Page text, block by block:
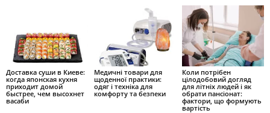
Доставка суши в Киеве:
когда японская кухня
приходит домой
быстрее, чем высохнет
васаби
Медичні товари для
щоденної практики:
одяг і техніка для
комфорту та безпеки
Коли потрібен
цілодобовий догляд
для літніх людей і як
обрати пансіонат:
фактори, що формують
вартість